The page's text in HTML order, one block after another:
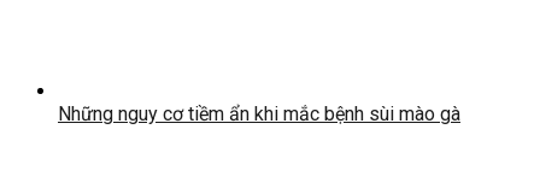
Những nguy cơ tiềm ẩn khi mắc bệnh sùi mào gà